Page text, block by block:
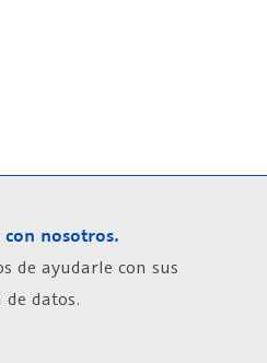
con nosotros.
de ayudarle con sus
de datos.